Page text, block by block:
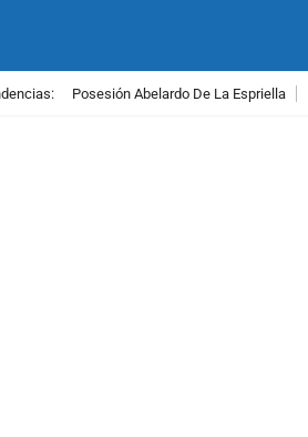
Posesión Abelardo De La Espriella